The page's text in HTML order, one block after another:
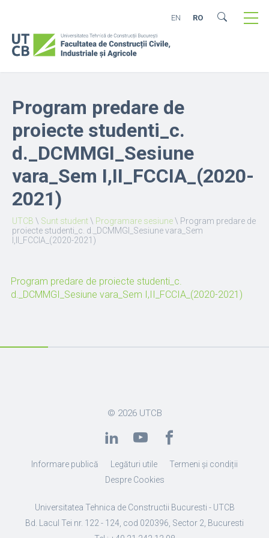
EN RO
Program predare de
proiecte studenti_c.
d._DCMMGI_Sesiune
vara_Sem I,II_FCCIA_(2020-
2021)
UTCB \ Sunt student\ Programare sesiune\ Program predare de
proiecte studenti_c. d._DCMMGI_Sesiune vara_Sem
I,II_FCCIA_(2020-2021)
Program predare de proiecte studenti_c.
d._DCMMGI_Sesiune vara_Sem I,II_FCCIA_(2020-2021)
© 2026 UTCB
Informare publică Legături utile
Termeni și condiții
Despre Cookies
Universitatea Tehnica de Constructii Bucuresti - UTCB
Bd. Lacul Tei nr. 122 - 124, cod 020396, Sector 2, Bucuresti